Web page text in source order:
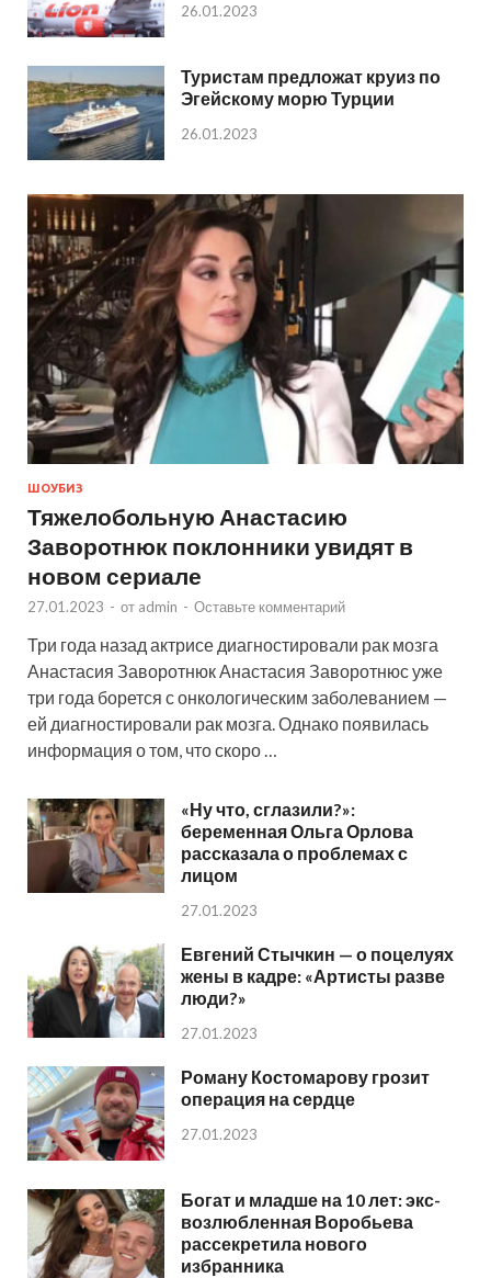
26.01.2023
Туристам предложат круиз по
Эгейскому морю Турции
26.01.2023
ШОУБИЗ
Тяжелобольную Анастасию
Заворотнюк поклонники увидят в
новом сериале
27.01.2023 - от admin - Оставьте комментарий
Три года назад актрисе диагностировали рак мозга
Анастасия Заворотнюк Анастасия Заворотнюс уже
три года борется с онкологическим заболеванием —
ей диагностировали рак мозга. Однако появилась
информация о том, что скоро …
«Ну что, сглазили?»:
беременная Ольга Орлова
рассказала о проблемах с
лицом
27.01.2023
Евгений Стычкин — о поцелуях
жены в кадре: «Артисты разве
люди?»
27.01.2023
Роману Костомарову грозит
операция на сердце
27.01.2023
Богат и младше на 10 лет: экс-
возлюбленная Воробьева
рассекретила нового
избранника